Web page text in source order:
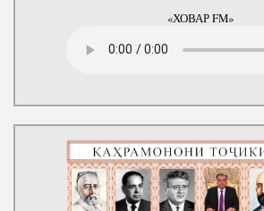
«ХОВАР FM»